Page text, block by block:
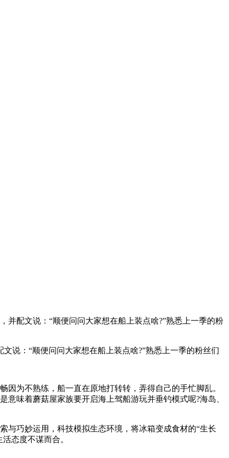
配文说：“顺便问问大家想在船上装点啥?”熟悉上一季的粉
说：“顺便问问大家想在船上装点啥?”熟悉上一季的粉丝们
为不熟练，船一直在原地打转转，弄得自己的手忙脚乱。
味着蘑菇屋家族要开启海上驾船游玩并垂钓模式呢?海岛、
巧妙运用，科技模拟生态环境，将冰箱变成食材的“生长
态度不谋而合。